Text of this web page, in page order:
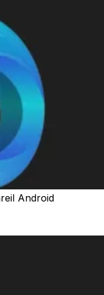
Android